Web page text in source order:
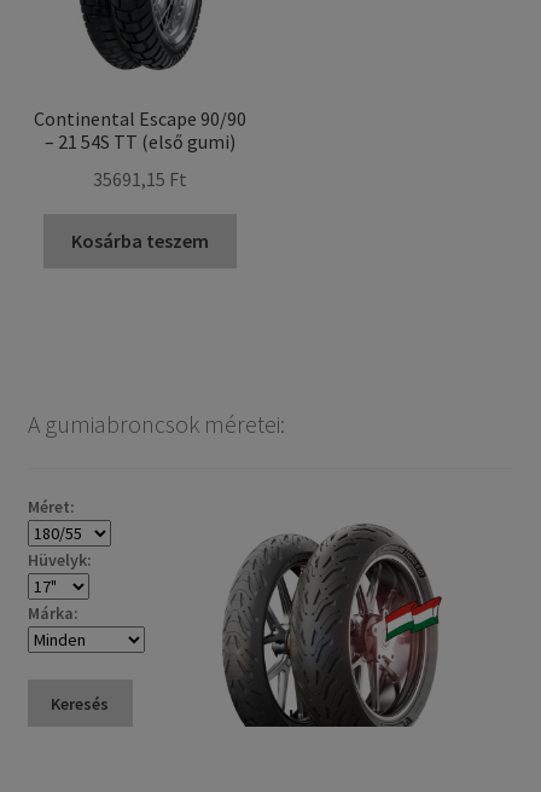
Continental Escape 90/90
– 21 54S TT (első gumi)
35691,15 Ft
Kosárba teszem
A gumiabroncsok méretei:
Méret:
Hüvelyk:
Márka:
Keresés